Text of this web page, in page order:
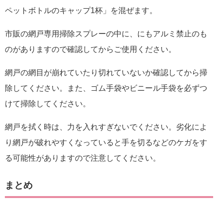
ペットボトルのキャップ1杯」を混ぜます。
市販の網戸専用掃除スプレーの中に、にもアルミ禁止のも
のがありますので確認してからご使用ください。
網戸の網目が崩れていたり切れていないか確認してから掃
除してください。また、ゴム手袋やビニール手袋を必ずつ
けて掃除してください。
網戸を拭く時は、力を入れすぎないでください。劣化によ
り網戸が破れやすくなっていると手を切るなどのケガをす
る可能性がありますので注意してください。
まとめ